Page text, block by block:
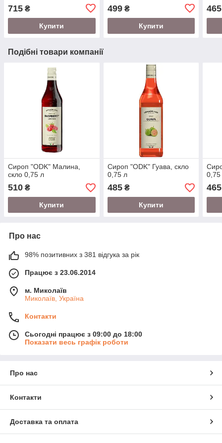
715 ₴
Купити
499₴
Купити
465
Подібні товари компанії
Сироп "ODK" Малина,
скло 0,75 л
510 ₴
Купити
Сироп "ODK" Гуава, скло
0,75 л
485₴
Купити
0,75
465
Про нас
98% позитивних з 381 відгука за рік
Працює з 23.06.2014
м. Миколаїв
Миколаїв, Україна
Контакти
Сьогодні працює з 09:00 до 18:00
Показати весь графік роботи
Про нас
Контакти
Доставка та оплата